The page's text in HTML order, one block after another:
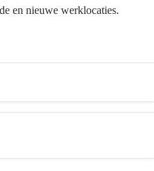
en nieuwe werklocaties.